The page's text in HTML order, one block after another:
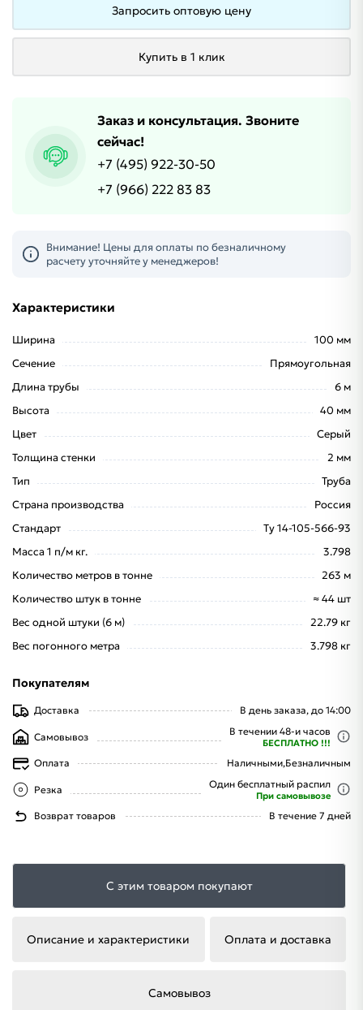
Запросить оптовую цену
Купить в 1 клик
Заказ и консультация. Звоните
сейчас!
+7 (495) 922-30-50
+7 (966) 222 83 83
Внимание! Цены для оплаты по безналичному
расчету уточняйте у менеджеров!
Характеристики
Ширина
100 мм
Сечение
Прямоугольная
Длина трубы
6 м
Высота
40 мм
Цвет
Серый
Толщина стенки
2 мм
Тип
Труба
Страна производства
Россия
Стандарт
Ту 14-105-566-93
Масса 1 п/м кг.
3.798
Количество метров в тонне
263 м
Количество штук в тонне
≈ 44 шт
Вес одной штуки (6 м)
22.79 кг
Вес погонного метра
3.798 кг
Покупателям
Доставка В день заказа, до 14:00
Самовывоз В течении 48-и часов
БЕСПЛАТНО !!!
Оплата Наличными,Безналичным
Резка Один бесплатный распил
При самовывозе
Возврат товаров В течение 7 дней
С этим товаром покупают
Описание и характеристики Оплата и доставка
Самовывоз